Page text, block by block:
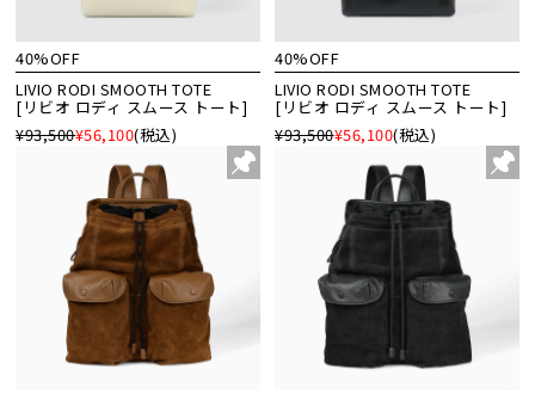
40%OFF
LIVIO RODI SMOOTH TOTE
[リビオ ロディ スムース トート]
¥93,500¥56,100(税込)
40%OFF
LIVIO RODI SMOOTH TOTE
[リビオ ロディ スムース トート]
¥93,500¥56,100(税込)